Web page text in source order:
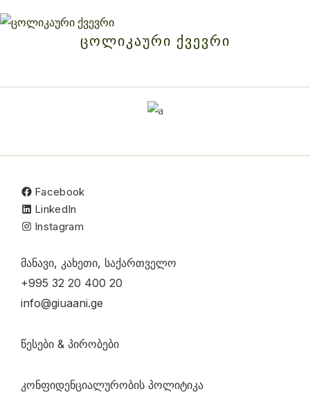
ᲪᲝᲚᲘᲙᲐᲣᲠᲘ ᲥᲕᲔᲕᲠᲘ
Facebook
LinkedIn
Instagram
მანავი, კახეთი, საქართველო
+995 32 20 400 20
info@giuaani.ge
წესები & პირობები
კონფიდენციალურობის პოლიტიკა